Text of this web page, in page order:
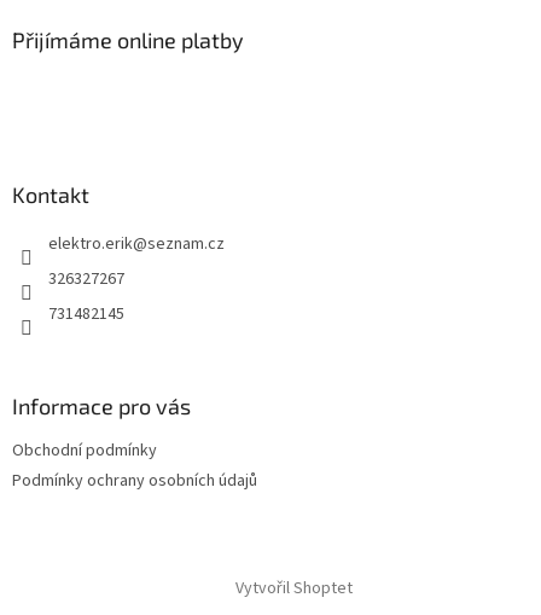
Přijímáme online platby
Kontakt
elektro.erik@seznam.cz
326327267
731482145
Informace pro vás
Obchodní podmínky
Podmínky ochrany osobních údajů
Vytvořil Shoptet